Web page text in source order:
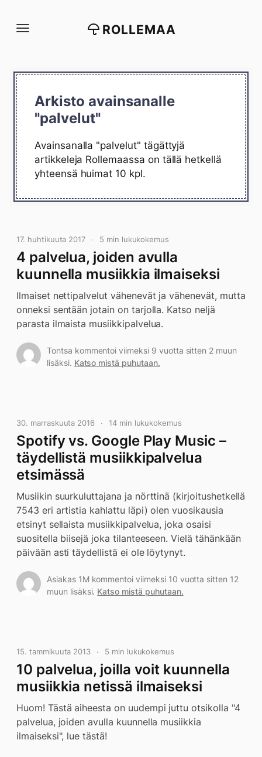
suoraan
ROLLEMAA
Arkisto avainsanalle
"palvelut"
Avainsanalla "palvelut" tägättyjä
artikkeleja Rollemaassa on tällä hetkellä
yhteensä huimat 10 kpl.
17. huhtikuuta 2017 5 min lukukokemus
4 palvelua, joiden avulla
kuunnella musiikkia ilmaiseksi
Ilmaiset nettipalvelut vähenevät ja vähenevät, mutta
onneksi sentään jotain on tarjolla. Katso neljä
parasta ilmaista musiikkipalvelua.
Tontsa kommentoi viimeksi 9 vuotta sitten 2 muun
lisäksi. Katso mistä puhutaan.
30. marraskuuta 2016 14 min lukukokemus
Spotify vs. Google Play Music –
täydellistä musiikkipalvelua
etsimässä
Musiikin suurkuluttajana ja nörttinä (kirjoitushetkellä
7543 eri artistia kahlattu läpi) olen vuosikausia
etsinyt sellaista musiikkipalvelua, joka osaisi
suositella biisejä joka tilanteeseen. Vielä tähänkään
päivään asti täydellistä ei ole löytynyt.
Asiakas 1M kommentoi viimeksi 10 vuotta sitten 12
muun lisäksi. Katso mistä puhutaan.
15. tammikuuta 2013 5 min lukukokemus
10 palvelua, joilla voit kuunnella
musiikkia netissä ilmaiseksi
Huom! Tästä aiheesta on uudempi juttu otsikolla "4
palvelua, joiden avulla kuunnella musiikkia
ilmaiseksi", lue tästä!